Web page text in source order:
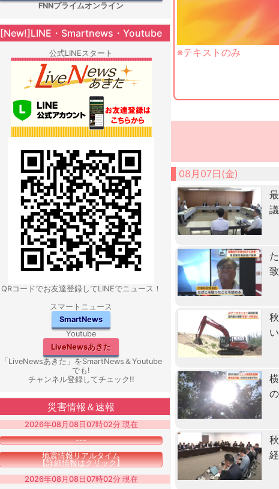
※テキストのみ
08月07日(金)
FNNプライムオンライン
[New!]LINE・Smartnews・Youtube
公式LINEスタート
QRコードでお友達登録してLINEでニュース！
スマートニュース
SmartNews
Youtube
LiveNewsあきた
「LiveNewsあきた」をSmartNews＆Youtube
でも!
チャンネル登録してチェック!!
災害情報＆速報
2026年08月08日07時02分 現在
---
地震情報リアルタイム
【詳細情報はクリック】
2026年08月08日07時02分 現在